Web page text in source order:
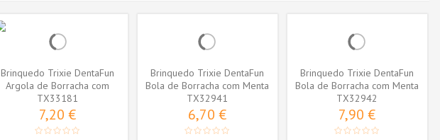
Brinquedo Trixie DentaFun
Argola de Borracha com
Menta...
TX33181
7,20 €
Brinquedo Trixie DentaFun
Bola de Borracha com Menta
6cm...
TX32941
6,70 €
Brinquedo Trixie DentaFun
Bola de Borracha com Menta
7cm...
TX32942
7,90 €